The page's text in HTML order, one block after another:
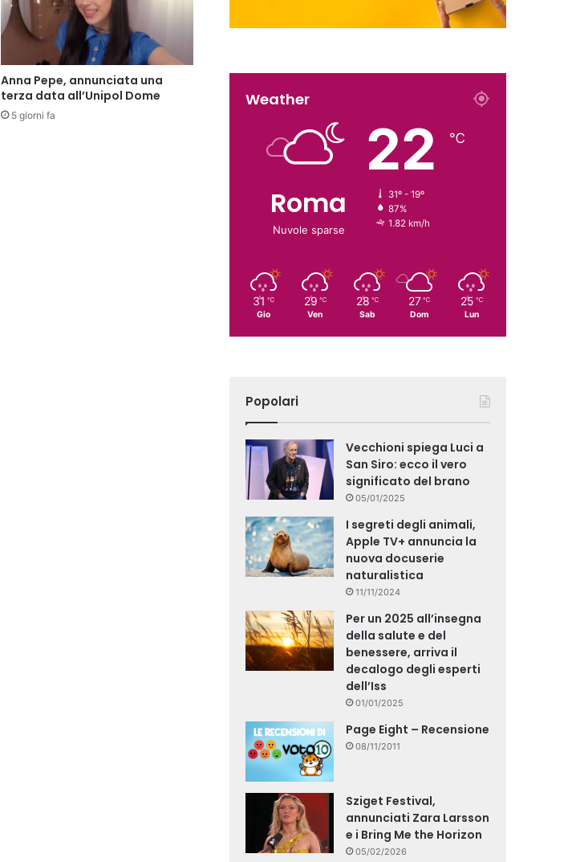
Anna Pepe, annunciata una
terza data all’Unipol Dome
5 giorni fa
Weather
Roma
Nuvole sparse
22 ℃
31º - 19º
87%
1.82 km/h
31 ℃
Gio
29 ℃
Ven
28 ℃
Sab
27 ℃
Dom
25 ℃
Lun
Popolari
Vecchioni spiega Luci a
San Siro: ecco il vero
significato del brano
05/01/2025
I segreti degli animali,
Apple TV+ annuncia la
nuova docuserie
naturalistica
11/11/2024
Per un 2025 all’insegna
della salute e del
benessere, arriva il
decalogo degli esperti
dell’Iss
01/01/2025
Page Eight – Recensione
08/11/2011
Sziget Festival,
annunciati Zara Larsson
e i Bring Me the Horizon
05/02/2026